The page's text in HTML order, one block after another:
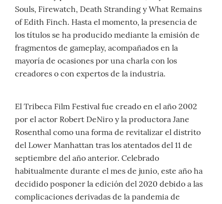
Souls, Firewatch, Death Stranding y What Remains
of Edith Finch. Hasta el momento, la presencia de
los títulos se ha producido mediante la emisión de
fragmentos de gameplay, acompañados en la
mayoría de ocasiones por una charla con los
creadores o con expertos de la industria.
El Tribeca Film Festival fue creado en el año 2002
por el actor Robert DeNiro y la productora Jane
Rosenthal como una forma de revitalizar el distrito
del Lower Manhattan tras los atentados del 11 de
septiembre del año anterior. Celebrado
habitualmente durante el mes de junio, este año ha
decidido posponer la edición del 2020 debido a las
complicaciones derivadas de la pandemia de